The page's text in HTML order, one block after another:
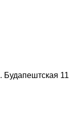
Будапештская 11